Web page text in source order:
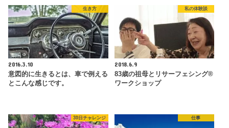
生き方
2016.3.10
意図的に生きるとは、車で例える
とこんな感じです。
私の体験談
2018.6.9
83歳の祖母とリサーフェシング®
ワークショップ
30日チャレンジ 仕事